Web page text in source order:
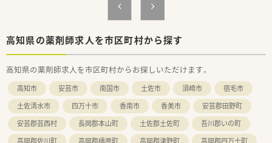
高知県の薬剤師求人を市区町村から探す
高知県の薬剤師求人を市区町村からお探しいただけます。
高知市 安芸市 南国市 土佐市 須崎市
宿毛市
土佐清水市
四万十市 香南市 香美市
安芸郡田野町
安芸郡芸西村
長岡郡本山町 土佐郡土佐町
吾川郡いの町
高岡郡佐川町
高岡郡檮原町 高岡郡津野町
高岡郡四万十町